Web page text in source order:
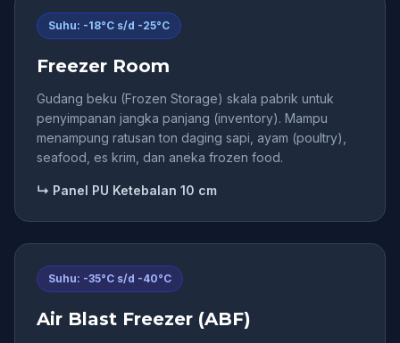
Suhu: -18°C s/d -25°C
Freezer Room
Gudang beku (Frozen Storage) skala pabrik untuk
penyimpanan jangka panjang (inventory). Mampu
menampung ratusan ton daging sapi, ayam (poultry),
seafood, es krim, dan aneka frozen food.
↳ Panel PU Ketebalan 10 cm
Suhu: -35°C s/d -40°C
Air Blast Freezer (ABF)